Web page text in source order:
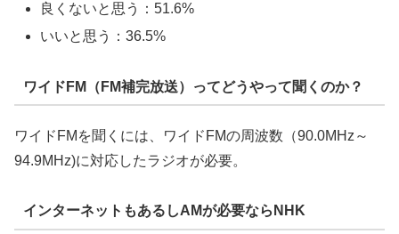
良くないと思う：51.6%
いいと思う：36.5%
ワイドFM（FM補完放送）ってどうやって聞くのか？
ワイドFMを聞くには、ワイドFMの周波数（90.0MHz～
94.9MHz)に対応したラジオが必要。
インターネットもあるしAMが必要ならNHK